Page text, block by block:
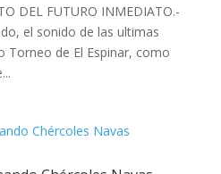
DEL FUTURO INMEDIATO.-
el sonido de las ultimas
Torneo de El Espinar, como